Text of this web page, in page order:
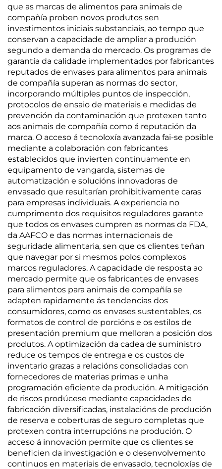
que as marcas de alimentos para animais de
compañía proben novos produtos sen
investimentos iniciais substanciais, ao tempo que
conservan a capacidade de ampliar a produción
segundo a demanda do mercado. Os programas de
garantía da calidade implementados por fabricantes
reputados de envases para alimentos para animais
de compañía superan as normas do sector,
incorporando múltiples puntos de inspección,
protocolos de ensaio de materiais e medidas de
prevención da contaminación que protexen tanto
aos animais de compañía como á reputación da
marca. O acceso á tecnoloxía avanzada fai-se posible
mediante a colaboración con fabricantes
establecidos que invierten continuamente en
equipamento de vangarda, sistemas de
automatización e solucións innovadoras de
envasado que resultarían prohibitivamente caras
para empresas individuais. A experiencia no
cumprimento dos requisitos reguladores garante
que todos os envases cumpren as normas da FDA,
da AAFCO e das normas internacionais de
seguridade alimentaria, sen que os clientes teñan
que navegar por si mesmos polos complexos
marcos reguladores. A capacidade de resposta ao
mercado permite que os fabricantes de envases
para alimentos para animais de compañía se
adapten rapidamente ás tendencias dos
consumidores, como os envases sustentables, os
formatos de control de porcións e os estilos de
presentación premium que melloran a posición dos
produtos. A optimización da cadea de suministro
reduce os tempos de entrega e os custos de
inventario grazas a relacións consolidadas con
fornecedores de materias primas e unha
programación eficiente da produción. A mitigación
de riscos prodúcese mediante capacidades de
fabricación diversificadas, instalacións de produción
de reserva e coberturas de seguro completas que
protexen contra interrupcións na produción. O
acceso á innovación permite que os clientes se
beneficien da investigación e o desenvolvemento
continuos en materiais de envasado, tecnoloxías de